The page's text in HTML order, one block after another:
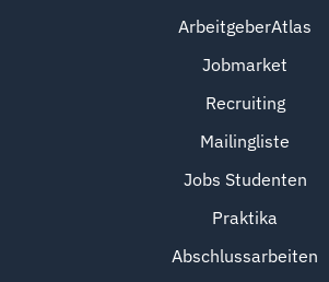
ArbeitgeberAtlas
Jobmarket
Recruiting
Mailingliste
Jobs Studenten
Praktika
Abschlussarbeiten